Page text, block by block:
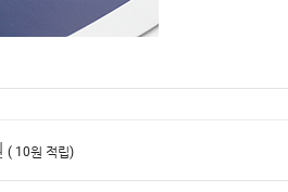
( 10원 적립)